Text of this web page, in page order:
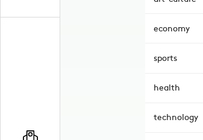
economy
sports
health
technology